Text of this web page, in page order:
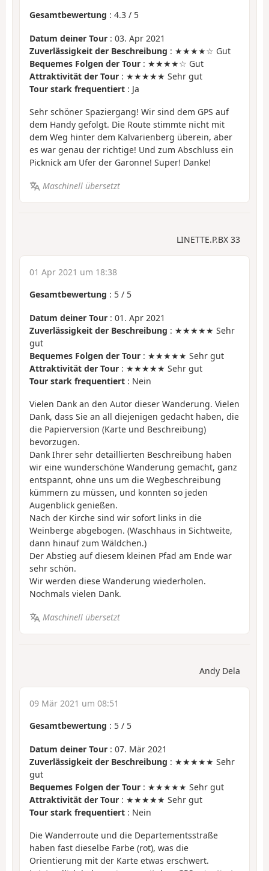
Gesamtbewertung : 4.3 / 5
Datum deiner Tour : 03. Apr 2021
Zuverlässigkeit der Beschreibung : ★★★★☆ Gut
Bequemes Folgen der Tour : ★★★★☆ Gut
Attraktivität der Tour : ★★★★★ Sehr gut
Tour stark frequentiert : Ja
Sehr schöner Spaziergang! Wir sind dem GPS auf
dem Handy gefolgt. Die Route stimmte nicht mit
dem Weg hinter dem Kalvarienberg überein, aber
es war genau der richtige! Und zum Abschluss ein
Picknick am Ufer der Garonne! Super! Danke!
Maschinell übersetzt
LINETTE.P.BX 33
01 Apr 2021 um 18:38
Gesamtbewertung : 5 / 5
Datum deiner Tour : 01. Apr 2021
Zuverlässigkeit der Beschreibung : ★★★★★ Sehr
gut
Bequemes Folgen der Tour : ★★★★★ Sehr gut
Attraktivität der Tour : ★★★★★ Sehr gut
Tour stark frequentiert : Nein
Vielen Dank an den Autor dieser Wanderung. Vielen
Dank, dass Sie an all diejenigen gedacht haben, die
die Papierversion (Karte und Beschreibung)
bevorzugen.
Dank Ihrer sehr detaillierten Beschreibung haben
wir eine wunderschöne Wanderung gemacht, ganz
entspannt, ohne uns um die Wegbeschreibung
kümmern zu müssen, und konnten so jeden
Augenblick genießen.
Nach der Kirche sind wir sofort links in die
Weinberge abgebogen. (Waschhaus in Sichtweite,
dann hinauf zum Wäldchen.)
Der Abstieg auf diesem kleinen Pfad am Ende war
sehr schön.
Wir werden diese Wanderung wiederholen.
Nochmals vielen Dank.
Maschinell übersetzt
Andy Dela
09 Mär 2021 um 08:51
Gesamtbewertung : 5 / 5
Datum deiner Tour : 07. Mär 2021
Zuverlässigkeit der Beschreibung : ★★★★★ Sehr
gut
Bequemes Folgen der Tour : ★★★★★ Sehr gut
Attraktivität der Tour : ★★★★★ Sehr gut
Tour stark frequentiert : Nein
Die Wanderroute und die Departementsstraße
haben fast dieselbe Farbe (rot), was die
Orientierung mit der Karte etwas erschwert.